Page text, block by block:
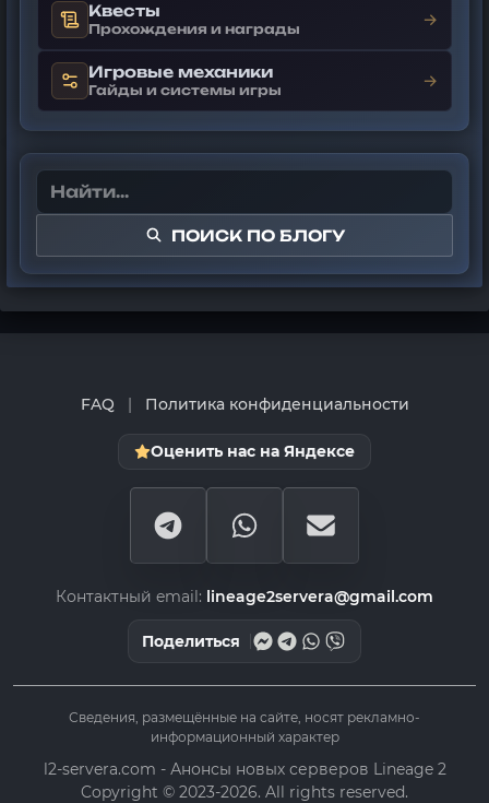
Квесты
Прохождения и награды →
Игровые механики
Гайды и системы игры →
ПОИСК ПО БЛОГУ
FAQ | Политика конфиденциальности
Оценить нас на Яндексе
Контактный email: lineage2servera@gmail.com
Поделиться
Сведения, размещённые на сайте, носят рекламно-
информационный характер
l2-servera.com - Анонсы новых серверов Lineage 2
Copyright © 2023-2026. All rights reserved.